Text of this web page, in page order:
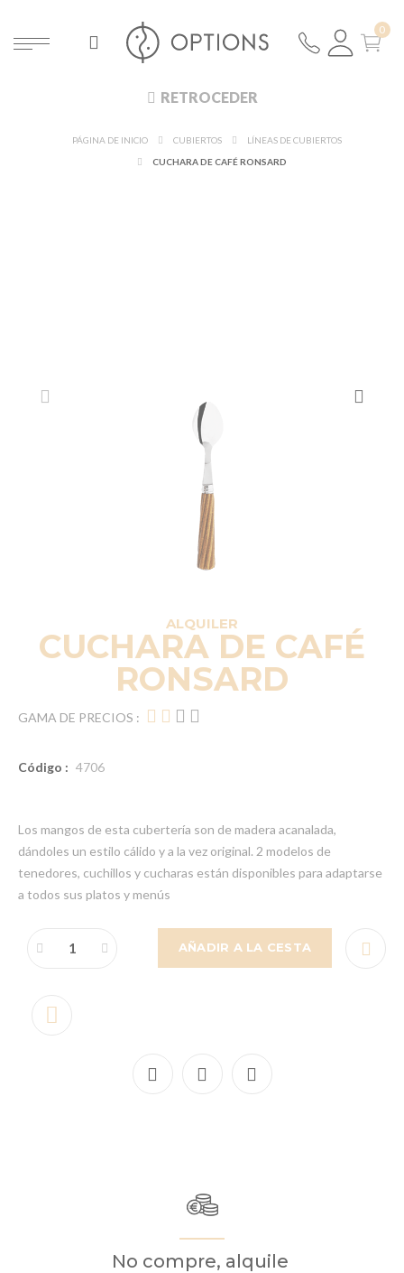
RETROCEDER
PÁGINA DE INICIO CUBIERTOS
LÍNEAS DE CUBIERTOS
CUCHARA DE CAFÉ RONSARD
ALQUILER
CUCHARA DE CAFÉ
RONSARD
GAMA DE PRECIOS :
Código : 4706
Los mangos de esta cubertería son de madera acanalada,
dándoles un estilo cálido y a la vez original. 2 modelos de
tenedores, cuchillos y cucharas están disponibles para adaptarse
a todos sus platos y menús
AÑADIR A LA CESTA
No compre, alquile